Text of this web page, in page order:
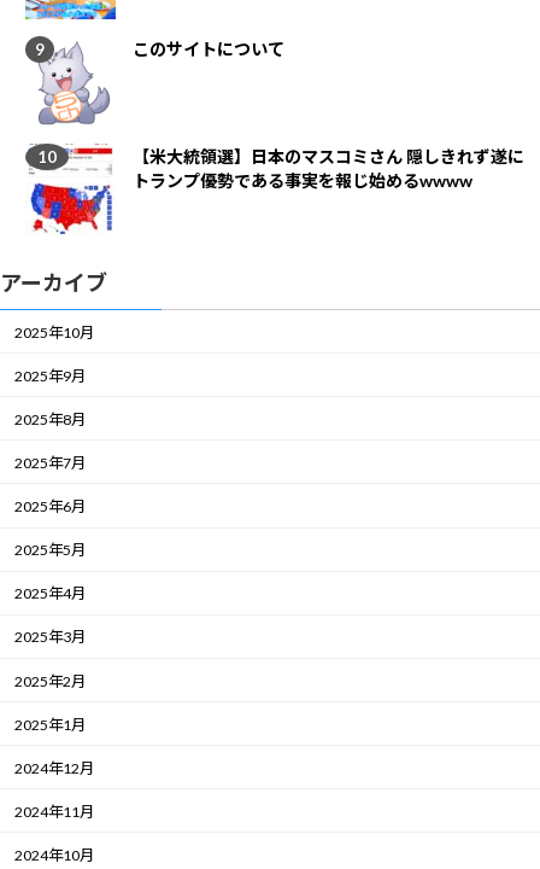
このサイトについて
【米大統領選】日本のマスコミさん 隠しきれず遂に
トランプ優勢である事実を報じ始めるwwww
アーカイブ
2025年10月
2025年9月
2025年8月
2025年7月
2025年6月
2025年5月
2025年4月
2025年3月
2025年2月
2025年1月
2024年12月
2024年11月
2024年10月